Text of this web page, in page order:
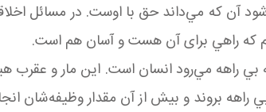
آن که مي‌داند حق با اوست. در مسائل
که راهي برای آن هست و آسان‌ هم است.
مي‌رود انسان است. اين مار و عقرب
بروند و بيش از آن مقدار وظيفه‌شان